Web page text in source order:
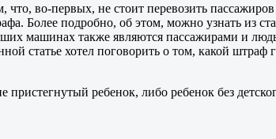
что, во-первых, не стоит перевозить
Более подробно, об этом, можно узнать из
машинах также являются пассажирами и
статье хотел поговорить о том, какой штраф
ребенок, либо ребенок без